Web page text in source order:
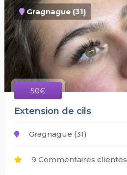
Gragnague (31)
50€
Extension de cils
Gragnague (31)
9 Commentaires clientes